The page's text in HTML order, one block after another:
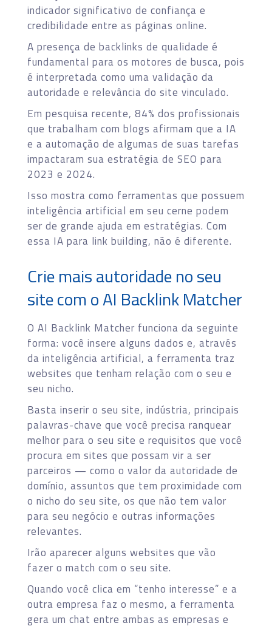
indicador significativo de confiança e
credibilidade entre as páginas online.
A presença de backlinks de qualidade é
fundamental para os motores de busca, pois
é interpretada como uma validação da
autoridade e relevância do site vinculado.
Em pesquisa recente, 84% dos profissionais
que trabalham com blogs afirmam que a IA
e a automação de algumas de suas tarefas
impactaram sua estratégia de SEO para
2023 e 2024.
Isso mostra como ferramentas que possuem
inteligência artificial em seu cerne podem
ser de grande ajuda em estratégias. Com
essa IA para link building, não é diferente.
Crie mais autoridade no seu
site com o AI Backlink Matcher
O AI Backlink Matcher funciona da seguinte
forma: você insere alguns dados e, através
da inteligência artificial, a ferramenta traz
websites que tenham relação com o seu e
seu nicho.
Basta inserir o seu site, indústria, principais
palavras-chave que você precisa ranquear
melhor para o seu site e requisitos que você
procura em sites que possam vir a ser
parceiros — como o valor da autoridade de
domínio, assuntos que tem proximidade com
o nicho do seu site, os que não tem valor
para seu negócio e outras informações
relevantes.
Irão aparecer alguns websites que vão
fazer o match com o seu site.
Quando você clica em “tenho interesse” e a
outra empresa faz o mesmo, a ferramenta
gera um chat entre ambas as empresas e